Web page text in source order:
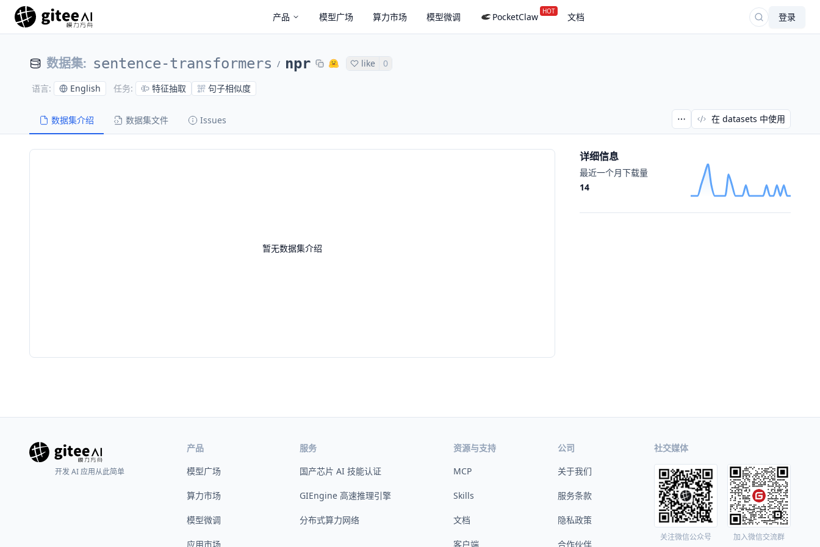
产品 模型广场 算力市场 模型微调 PocketClaw HOT 文档 登录
数据集: sentence-transformers / npr like 0
语言: English 任务: 特征抽取 句子相似度
数据集介绍 数据集文件 Issues 在 datasets 中使用
暂无数据集介绍
详细信息
最近一个月下载量
14
开发 AI 应用从此简单
产品
模型广场
算力市场
模型微调
应用市场
服务
国产芯片 AI 技能认证
GIEngine 高速推理引擎
分布式算力网络
资源与支持
MCP
Skills
文档
客户端
公司
关于我们
服务条款
隐私政策
合作伙伴
社交媒体
关注微信公众号 加入微信交流群